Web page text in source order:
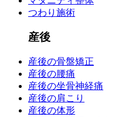
つわり施術
産後
産後の骨盤矯正
産後の腰痛
産後の坐骨神経痛
産後の肩こり
産後の体形